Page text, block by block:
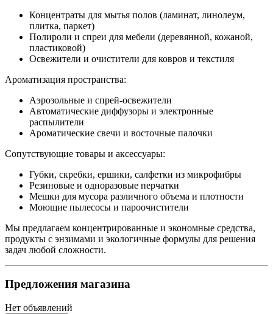
Концентраты для мытья полов (ламинат, линолеум,
плитка, паркет)
Полироли и спреи для мебели (деревянной, кожаной,
пластиковой)
Освежители и очистители для ковров и текстиля
Ароматизация пространства:
Аэрозольные и спрей-освежители
Автоматические диффузоры и электронные
распылители
Ароматические свечи и восточные палочки
Сопутствующие товары и аксессуары:
Губки, скребки, ершики, салфетки из микрофибры
Резиновые и одноразовые перчатки
Мешки для мусора различного объема и плотности
Моющие пылесосы и пароочистители
Мы предлагаем концентрированные и экономные средства,
продукты с энзимами и экологичные формулы для решения
задач любой сложности.
Предложения магазина
Нет объявлений